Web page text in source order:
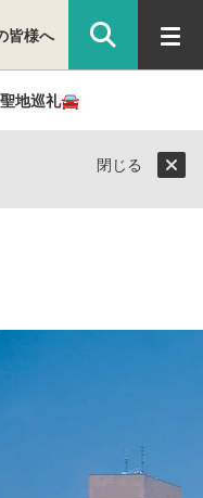
聖地巡礼🚘
皆様へ
閉じる